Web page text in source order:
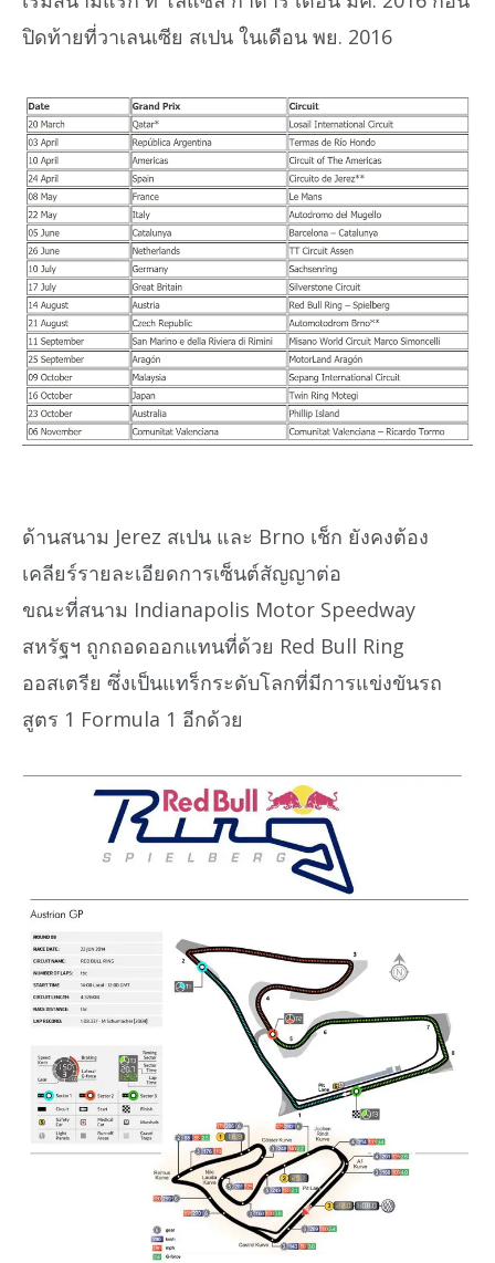
ปิดท้ายที่วาเลนเซีย สเปน ในเดือน พย. 2016
ด้านสนาม Jerez สเปน และ Brno เช็ก ยังคงต้อง
เคลียร์รายละเอียดการเซ็นต์สัญญาต่อ
ขณะที่สนาม Indianapolis Motor Speedway
สหรัฐฯ ถูกถอดออกแทนที่ด้วย Red Bull Ring
ออสเตรีย ซึ่งเป็นแทร็กระดับโลกที่มีการแข่งขันรถ
สูตร 1 Formula 1 อีกด้วย